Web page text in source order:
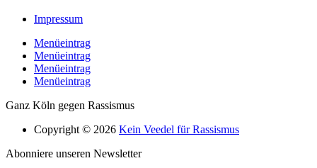
Impressum
Menüeintrag
Menüeintrag
Menüeintrag
Menüeintrag
Ganz Köln gegen Rassismus
Copyright © 2026 Kein Veedel für Rassismus
Abonniere unseren Newsletter